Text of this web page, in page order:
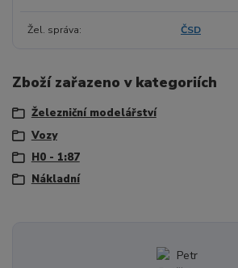
Žel. správa ČSD
Zboží zařazeno v kategoriích
Železniční modelářství
Vozy
H0 - 1:87
Nákladní